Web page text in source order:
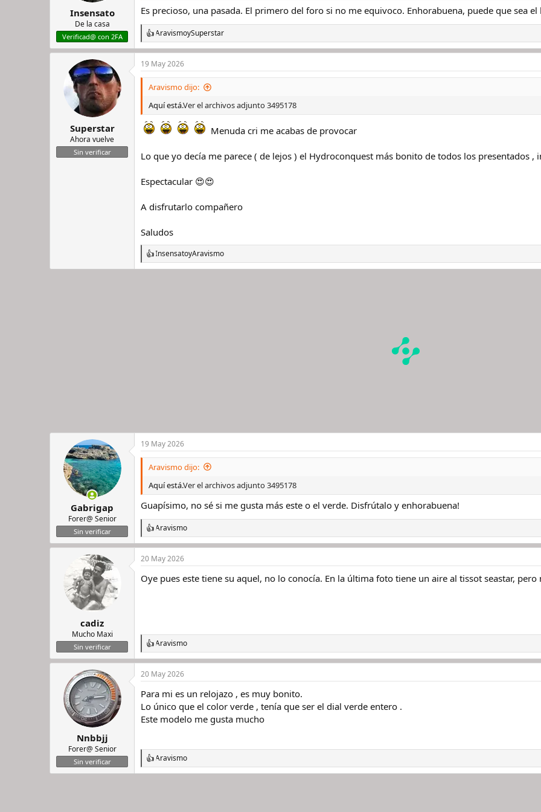
s
Insensato
De la casa
Verificad@ con 2FA
Es precioso, una pasada. El primero del foro si no me equivoco. Enhorabuena, puede que sea
R
e
a
c
c
n
e
s
:
AravismoySuperstar
Superstar
Ahora vuelve
Sin verificar
19 May 2026
Aravismo dijo:
Aquí está.Ver el archivos adjunto 3495178
Menuda cri me acabas de provocar
Lo que yo decía me parece ( de lejos ) el Hydroconquest más bonito de todos los presentados ,
Espectacular 😍😍
A disfrutarlo compañero
Saludos
R
e
InsensatoyAravismo
Gabrigap
Forer@ Senior
Sin verificar
19 May 2026
Aravismo dijo:
Aquí está.Ver el archivos adjunto 3495178
Guapísimo, no sé si me gusta más este o el verde. Disfrútalo y enhorabuena!
R
e
a
c
i
Aravismo
cadiz
Mucho Maxi
Sin verificar
20 May 2026
Oye pues este tiene su aquel, no lo conocía. En la última foto tiene un aire al tissot seastar, pero
R
e
a
c
i
o
n
e
Aravismo
Nnbbjj
Forer@ Senior
Sin verificar
20 May 2026
Para mi es un relojazo , es muy bonito.
Lo único que el color verde , tenía que ser el dial verde entero .
Este modelo me gusta mucho
R
e
Aravismo